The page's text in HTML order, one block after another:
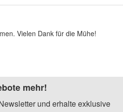
Vielen Dank für die Mühe!
mehr!
und erhalte exklusive